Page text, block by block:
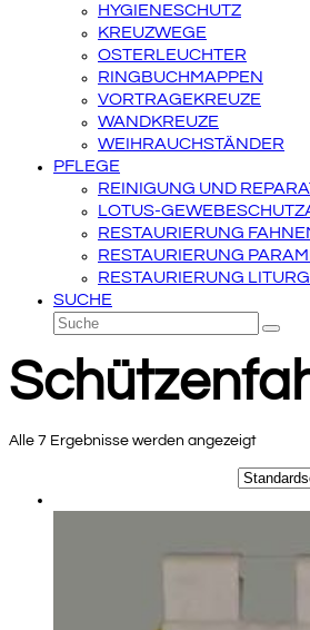
HYGIENESCHUTZ
KREUZWEGE
OSTERLEUCHTER
RINGBUCHMAPPEN
VORTRAGEKREUZE
WANDKREUZE
WEIHRAUCHSTÄNDER
PFLEGE
REINIGUNG UND
LOTUS-
RESTAURIERUNG
RESTAURIERUNG
RESTAURIERUNG
SUCHE
Suche
Senden
Alle 7 Ergebnisse werden angezeigt